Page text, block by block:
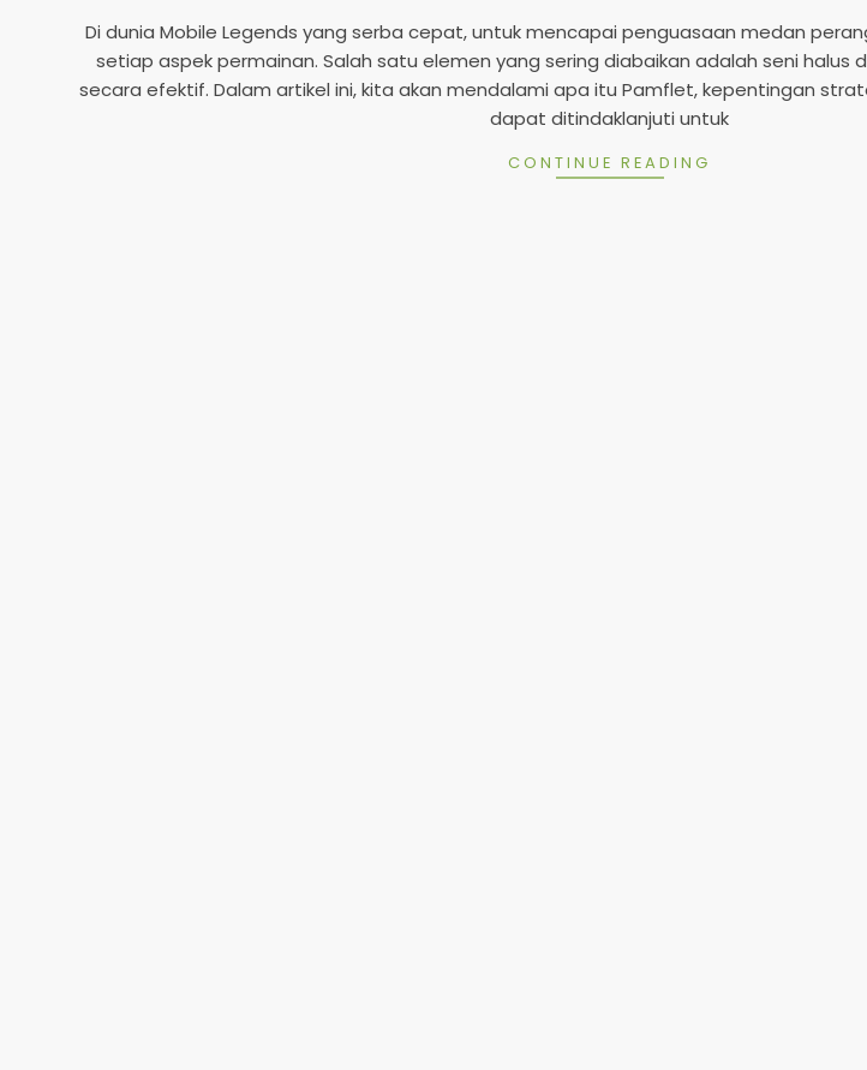
5
24
Di dunia Mobile Legends yang serba cepat, untuk mencapai penguasaan medan
setiap aspek permainan. Salah satu elemen yang sering diabaikan adalah seni halus
secara efektif. Dalam artikel ini, kita akan mendalami apa itu Pamflet, kepentingan
dapat ditindaklanjuti untuk
CONTINUE READING